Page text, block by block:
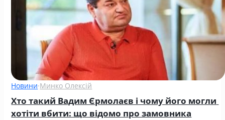
Новини·Минко Олексій
Хто такий Вадим Єрмолаєв і чому його могли
хотіти вбити: що відомо про замовника